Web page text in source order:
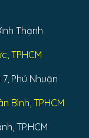
Thạnh
TPHCM
Phú Nhuận
Bình, TPHCM
TP.HCM